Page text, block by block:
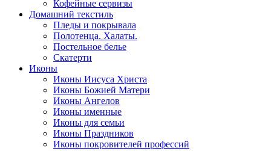
Кофейные сервизы
Домашний текстиль
Пледы и покрывала
Полотенца. Халаты.
Постельное белье
Скатерти
Иконы
Иконы Иисуса Христа
Иконы Божией Матери
Иконы Ангелов
Иконы именные
Иконы для семьи
Иконы Праздников
Иконы покровителей профессий